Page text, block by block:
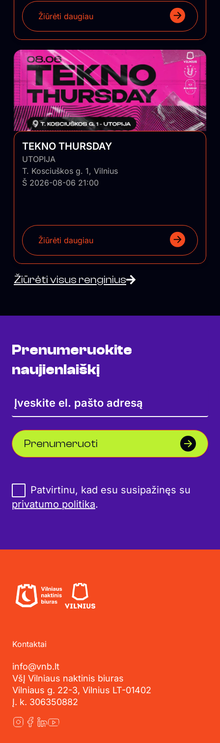
Žiūrėti daugiau
TEKNO THURSDAY
UTOPIJA
T. Kosciuškos g. 1, Vilnius
Š 2026-08-06 21:00
Žiūrėti daugiau
Žiūrėti visus renginius
Prenumeruokite
naujienlaiškį
Prenumeruoti
Patvirtinu, kad esu susipažinęs su
privatumo politika.
Kontaktai
info@vnb.lt
VšĮ Vilniaus naktinis biuras
Vilniaus g. 22-3, Vilnius LT-01402
Į. k. 306350882